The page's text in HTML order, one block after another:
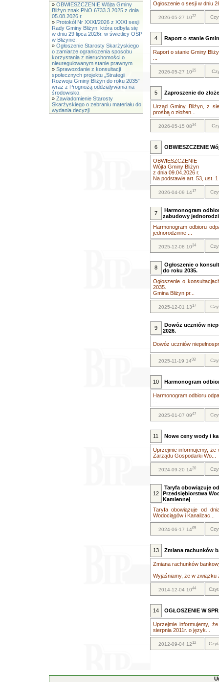
» OBWIESZCZENIE Wójta Gminy
Bliżyn znak PNO.6733.3.2025 z dnia
05.08.2026 r.
» Protokół Nr XXXI/2026 z XXXI sesji
Rady Gminy Bliżyn, która odbyła się
w dniu 29 lipca 2026r. w świetlicy OSP
w Bliżynie.
» Ogłoszenie Starosty Skarżyskiego
o zamiarze ograniczenia sposobu
korzystania z nieruchomości o
nieuregulowanym stanie prawnym
» Sprawozdanie z konsultacji
społecznych projektu „Strategii
Rozwoju Gminy Bliżyn do roku 2035”
wraz z Prognozą oddziaływania na
środowisko.
» Zawiadomienie Starosty
Skarżyskiego o zebraniu materiału do
wydania decyzji
Ogłoszenie o sesji w dniu
2026-05-27 1032
4 Raport o stanie
Raport o stanie Gminy
2026-05-27 1025
5 Zaproszenie do
Urząd Gminy Bliżyn, z
prośbą o złożen...
2026-05-15 0834
6 OBWIESZCZENIE
OBWIESZCZENIE
Wójta Gminy Bliżyn
z dnia 09.04.2026 r.
Na podstawie art. 53, ust.
2026-04-09 1417
7
Harmonogram
zabudowy
Harmonogram odbioru
jednorodzinne ...
2025-12-08 1034
8
Ogłoszenie o
do roku 2035.
Ogłoszenie o
2035.
Gmina Bliżyn pr...
2025-12-01 1317
9
Dowóz uczniów
2026.
Dowóz uczniów
2025-11-19 1403
10 Harmonogram
Harmonogram odbioru
2025-01-07 0947
11 Nowe ceny wody i
Uprzejmie informujemy,
Zarządu Gospodarki Wo...
2024-09-20 1420
12
Taryfa obowiązuje
Przedsiębiorstwa
Kamiennej
Taryfa obowiązuje od
Wodociągów i Kanalizac...
2024-06-17 1405
13 Zmiana rachunków
Zmiana rachunków
Wyjaśniamy, że w związku
2014-12-04 1044
14 OGŁOSZENIE W
Uprzejmie informujemy,
sierpnia 2011r. o język...
2012-09-04 1212